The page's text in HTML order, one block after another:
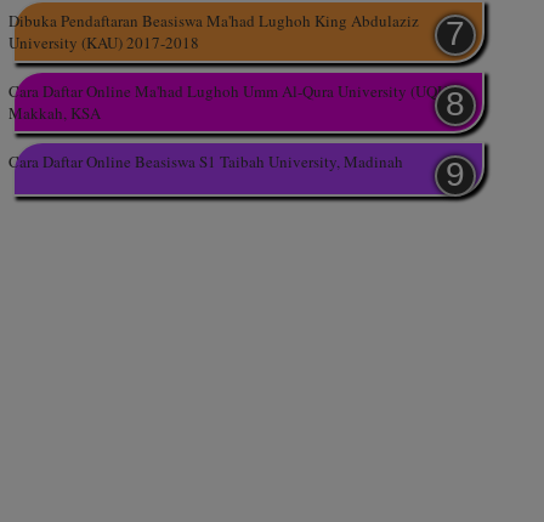
Dibuka Pendaftaran Beasiswa Ma'had Lughoh King Abdulaziz
University (KAU) 2017-2018
Cara Daftar Online Ma'had Lughoh Umm Al-Qura University (UQU),
Makkah, KSA
Cara Daftar Online Beasiswa S1 Taibah University, Madinah